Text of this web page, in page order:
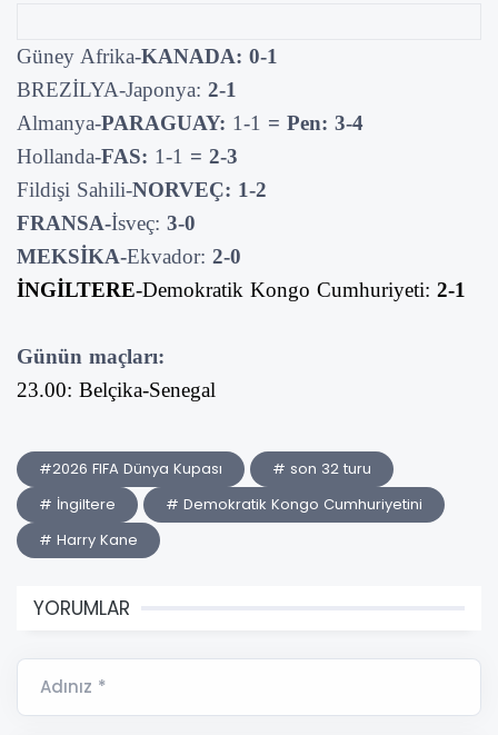
Güney Afrika-KANADA: 0-1
BREZİLYA-Japonya: 2-1
Almanya-PARAGUAY: 1-1 = Pen: 3-4
Hollanda-FAS: 1-1 = 2-3
Fildişi Sahili-NORVEÇ: 1-2
FRANSA-İsveç: 3-0
MEKSİKA-Ekvador: 2-0
İNGİLTERE-Demokratik Kongo Cumhuriyeti: 2-1
Günün maçları:
23.00: Belçika-Senegal
#2026 FIFA Dünya Kupası
# son 32 turu
# İngiltere
# Demokratik Kongo Cumhuriyetini
# Harry Kane
YORUMLAR
Adınız *